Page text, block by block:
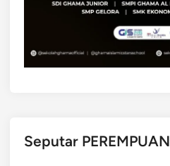
Seputar PEREMPUAN